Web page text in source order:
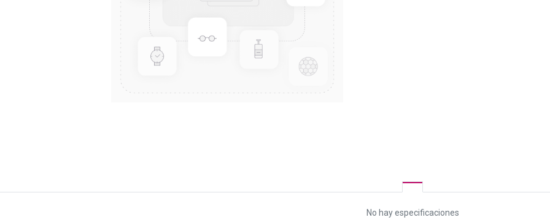
No hay especificaciones